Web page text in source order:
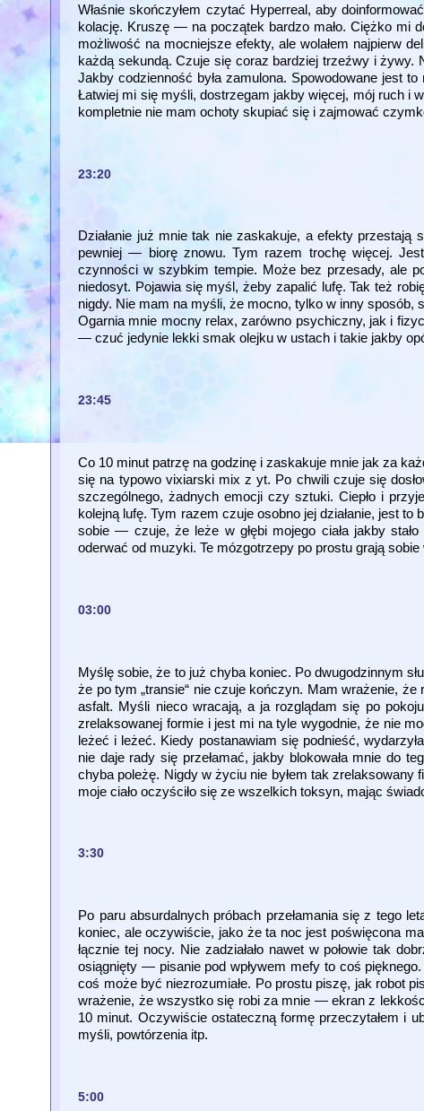
Właśnie skończyłem czytać Hyperreal, aby
kolację. Kruszę — na początek bardzo mało. Ciężko mi
możliwość na mocniejsze efekty, ale wolałem najpierw
każdą sekundą. Czuje się coraz bardziej trzeźwy i żywy.
Jakby codzienność była zamulona. Spowodowane jest
Łatwiej mi się myśli, dostrzegam jakby więcej, mój ruch i
kompletnie nie mam ochoty skupiać się i zajmować
23:20
Działanie już mnie tak nie zaskakuje, a efekty
pewniej — biorę znowu. Tym razem trochę więcej.
czynności w szybkim tempie. Może bez przesady, ale
niedosyt. Pojawia się myśl, żeby zapalić lufę. Tak też
nigdy. Nie mam na myśli, że mocno, tylko w inny sposób,
Ogarnia mnie mocny relax, zarówno psychiczny, jak i
— czuć jedynie lekki smak olejku w ustach i takie jakby
23:45
Co 10 minut patrzę na godzinę i zaskakuje mnie jak za
się na typowo vixiarski mix z yt. Po chwili czuje się
szczególnego, żadnych emocji czy sztuki. Ciepło i
kolejną lufę. Tym razem czuje osobno jej działanie, jest
sobie — czuje, że leże w głębi mojego ciała jakby
oderwać od muzyki. Te mózgotrzepy po prostu grają
03:00
Myślę sobie, że to już chyba koniec. Po dwugodzinnym
że po tym „transie“ nie czuje kończyn. Mam wrażenie,
asfalt. Myśli nieco wracają, a ja rozglądam się po
zrelaksowanej formie i jest mi na tyle wygodnie, że nie
leżeć i leżeć. Kiedy postanawiam się podnieść,
nie daje rady się przełamać, jakby blokowała mnie do
chyba poleżę. Nigdy w życiu nie byłem tak
moje ciało oczyściło się ze wszelkich toksyn, mając
3:30
Po paru absurdalnych próbach przełamania się z tego
koniec, ale oczywiście, jako że ta noc jest poświęcona
łącznie tej nocy. Nie zadziałało nawet w połowie tak
osiągnięty — pisanie pod wpływem mefy to coś
coś może być niezrozumiałe. Po prostu piszę, jak robot
wrażenie, że wszystko się robi za mnie — ekran z
10 minut. Oczywiście ostateczną formę przeczytałem i
myśli, powtórzenia itp.
5:00